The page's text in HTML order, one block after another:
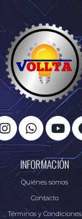
INFORMACIÓN
Quiénes somos
Contacto
Términos y Condiciones